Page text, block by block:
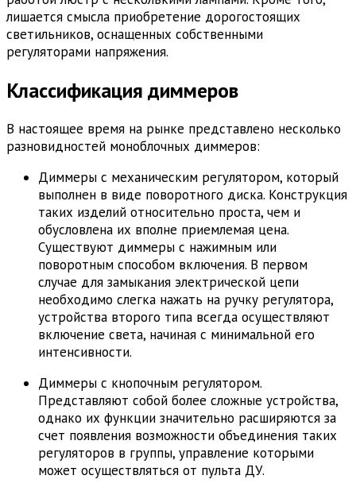
лишается смысла приобретение дорогостоящих
светильников, оснащенных собственными
регуляторами напряжения.
Классификация диммеров
В настоящее время на рынке представлено несколько
разновидностей моноблочных диммеров:
Диммеры с механическим регулятором, который
выполнен в виде поворотного диска. Конструкция
таких изделий относительно проста, чем и
обусловлена их вполне приемлемая цена.
Существуют диммеры с нажимным или
поворотным способом включения. В первом
случае для замыкания электрической цепи
необходимо слегка нажать на ручку регулятора,
устройства второго типа всегда осуществляют
включение света, начиная с минимальной его
интенсивности.
Диммеры с кнопочным регулятором.
Представляют собой более сложные устройства,
однако их функции значительно расширяются за
счет появления возможности объединения таких
регуляторов в группы, управление которыми
может осуществляться от пульта ДУ.